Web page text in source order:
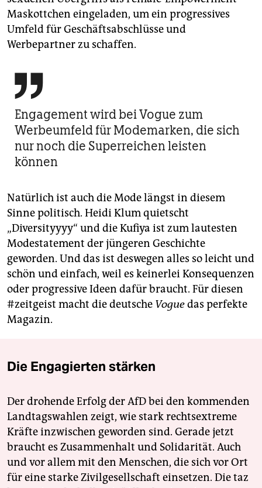
Maskottchen eingeladen, um ein progressives
Umfeld für Geschäftsabschlüsse und
Werbepartner zu schaffen.

Engagement wird bei Vogue zum
Werbeumfeld für Modemarken, die sich
nur noch die Superreichen leisten
können
Natürlich ist auch die Mode längst in diesem
Sinne politisch. Heidi Klum quietscht
„Diversityyyy“ und die Kufiya ist zum lautesten
Modestatement der jüngeren Geschichte
geworden. Und das ist deswegen alles so leicht und
schön und einfach, weil es keinerlei Konsequenzen
oder progressive Ideen dafür braucht. Für diesen
#zeitgeist macht die deutsche Voguedas perfekte
Magazin.
Die Engagierten stärken
Der drohende Erfolg der AfD bei den kommenden
Landtagswahlen zeigt, wie stark rechtsextreme
Kräfte inzwischen geworden sind. Gerade jetzt
braucht es Zusammenhalt und Solidarität. Auch
und vor allem mit den Menschen, die sich vor Ort
für eine starke Zivilgesellschaft einsetzen. Die taz